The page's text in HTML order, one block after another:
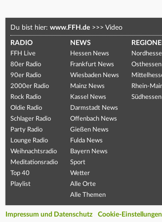
Du bist hier: www.FFH.de >>> Video
RADIO
FFH Live
80er Radio
90er Radio
2000er Radio
Rock Radio
Oldie Radio
Schlager Radio
Party Radio
Lounge Radio
Weihnachtsradio
Meditationsradio
Top 40
Playlist
NEWS
Hessen News
Frankfurt News
Wiesbaden News
Mainz News
Kassel News
Darmstadt News
Offenbach News
Gießen News
Fulda News
Bayern News
Sport
Wetter
Alle Orte
Alle Themen
Rhein-
Impressum und Datenschutz Cookie-Einstellungen